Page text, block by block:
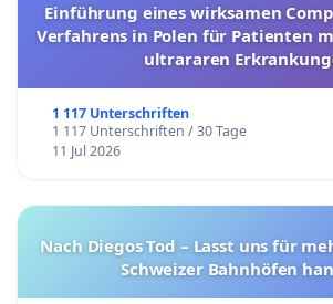
Einführung eines wirksamen
Verfahrens in Polen für Patienten
ultrararen
1 117 Unterschriften
1 117 Unterschriften / 30 Tage
11 Jul 2026
Nach Diegos Tod – Lasst uns für
Schweizer Bahnhöfen